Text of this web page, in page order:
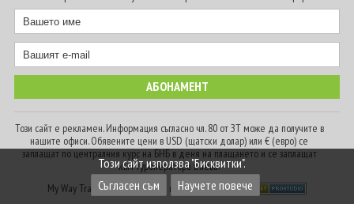
Този сайт е рекламен. Информация съгласно чл. 80 от ЗТ може да получите в
нашите офиси. Обявените цени в USD (щатски долар) или € (евро) се
заплащат по централния курс на БНБ в деня на плащането и се заплащат
към туроператора в лева.
My Way Travel © 2016. Всички права запазени
Този сайт използва "Бисквитки".
Съгласен съм
Научете повече